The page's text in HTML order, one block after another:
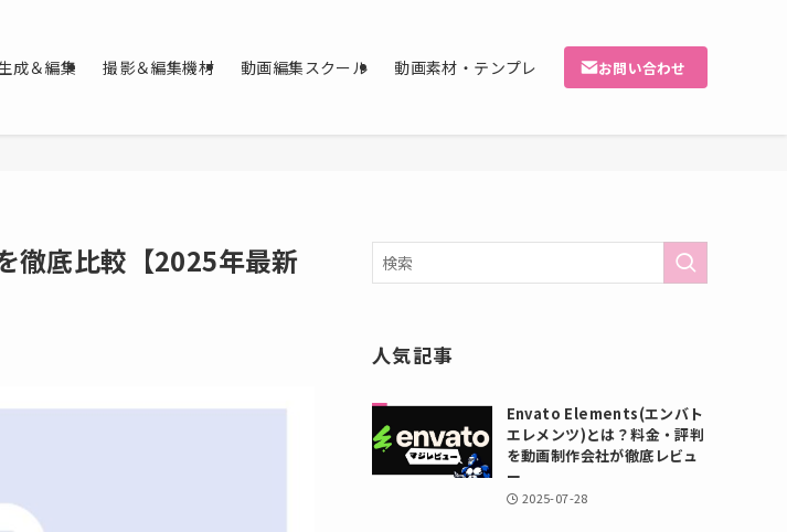
成＆編集 撮影＆編集機材 動画編集スクール 動画素材・テンプレ お問い合わせ
徹底比較【2025年最新
人気記事
Envato Elements(エンバト
エレメンツ)とは？料金・評判
を動画制作会社が徹底レビュ
ー
2025-07-28